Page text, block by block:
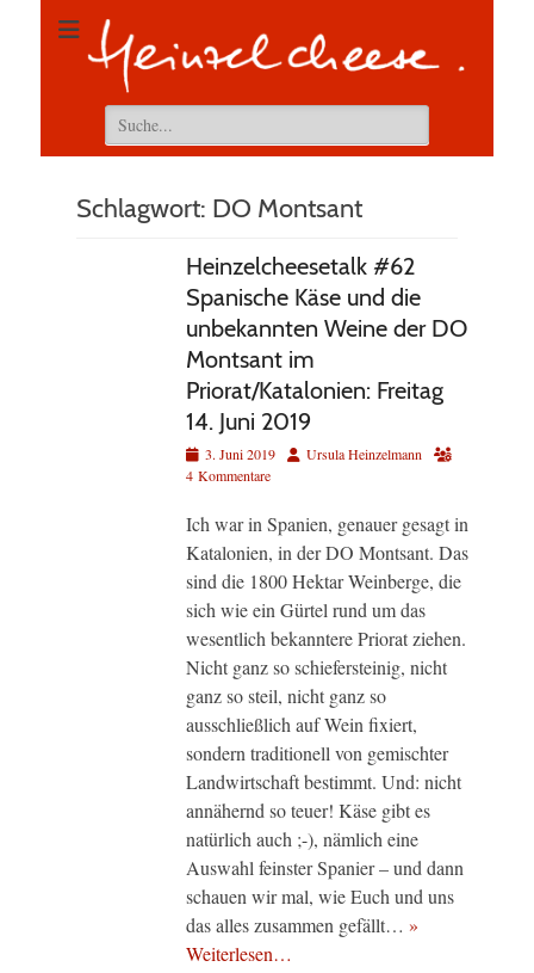
Suchen
nach:
Schlagwort: DO Montsant
Heinzelcheesetalk #62
Spanische Käse und die
unbekannten Weine der DO
Montsant im
Priorat/Katalonien: Freitag
14. Juni 2019
Veröffentlicht
am
3. Juni 2019 AutorUrsula Heinzelmann
4 Kommentare
Ich war in Spanien, genauer gesagt in
Katalonien, in der DO Montsant. Das
sind die 1800 Hektar Weinberge, die
sich wie ein Gürtel rund um das
wesentlich bekanntere Priorat ziehen.
Nicht ganz so schiefersteinig, nicht
ganz so steil, nicht ganz so
ausschließlich auf Wein fixiert,
sondern traditionell von gemischter
Landwirtschaft bestimmt. Und: nicht
annähernd so teuer! Käse gibt es
natürlich auch ;-), nämlich eine
Auswahl feinster Spanier – und dann
schauen wir mal, wie Euch und uns
das alles zusammen gefällt… »
Weiterlesen…